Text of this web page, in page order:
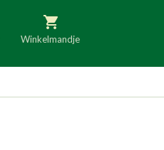
Winkelmandje